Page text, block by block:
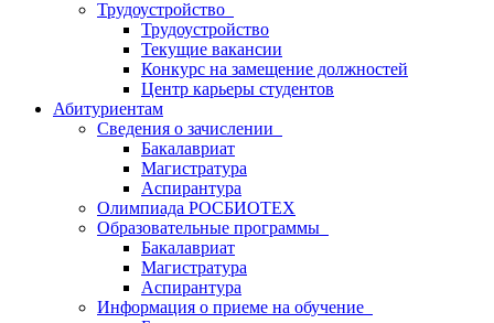
Трудоустройство
Трудоустройство
Текущие вакансии
Конкурс на замещение должностей
Центр карьеры студентов
Абитуриентам
Сведения о зачислении
Бакалавриат
Магистратура
Аспирантура
Олимпиада РОСБИОТЕХ
Образовательные программы
Бакалавриат
Магистратура
Аспирантура
Информация о приеме на обучение